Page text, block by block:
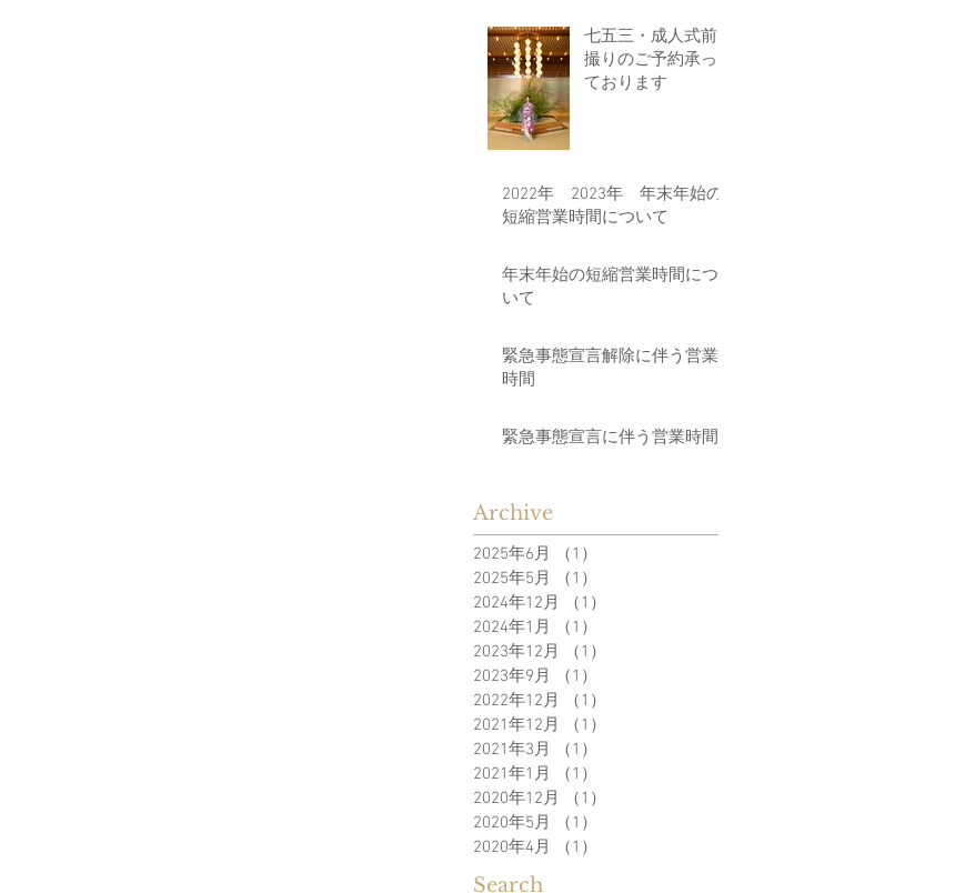
七五三・成人式前
撮りのご予約承っ
ております
2022年 2023年 年末年始の
短縮営業時間について
年末年始の短縮営業時間につ
いて
緊急事態宣言解除に伴う営業
時間
緊急事態宣言に伴う営業時間
Archive
2025年6月 （1）
2025年5月
（1）
2024年12月
（1）
2024年1月
（1）
2023年12月
（1）
2023年9月
（1）
2022年12月
（1）
2021年12月
（1）
2021年3月
（1）
2021年1月
（1）
2020年12月
（1）
2020年5月
（1）
2020年4月
（1）
Search